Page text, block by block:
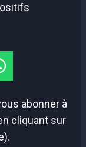
abonner à
cliquant sur